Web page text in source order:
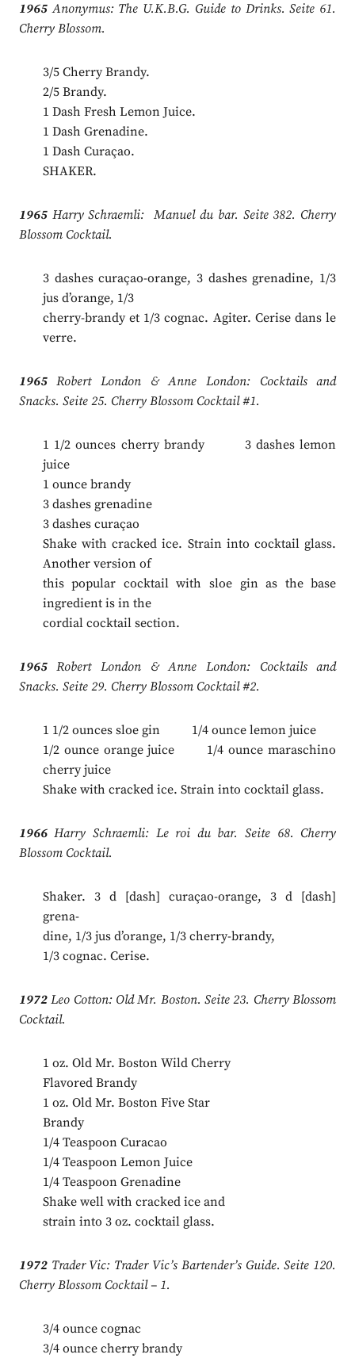
1965Anonymus: The U.K.B.G. Guide to Drinks. Seite 61.
Cherry Blossom.
3/5 Cherry Brandy.
2/5 Brandy.
1 Dash Fresh Lemon Juice.
1 Dash Grenadine.
1 Dash Curaçao.
SHAKER.
1965Harry Schraemli: Manuel du bar. Seite 382. Cherry
Blossom Cocktail.
3 dashes curaçao-orange, 3 dashes grenadine, 1/3
jus d’orange, 1/3
cherry-brandy et 1/3 cognac. Agiter. Cerise dans le
verre.
1965Robert London & Anne London: Cocktails and
Snacks. Seite 25. Cherry Blossom Cocktail #1.
1 1/2 ounces cherry brandy 3 dashes lemon
juice
1 ounce brandy
3 dashes grenadine
3 dashes curaçao
Shake with cracked ice. Strain into cocktail glass.
Another version of
this popular cocktail with sloe gin as the base
ingredient is in the
cordial cocktail section.
1965Robert London & Anne London: Cocktails and
Snacks. Seite 29. Cherry Blossom Cocktail #2.
1 1/2 ounces sloe gin 1/4 ounce lemon juice
1/2 ounce orange juice 1/4 ounce maraschino
cherry juice
Shake with cracked ice. Strain into cocktail glass.
1966Harry Schraemli: Le roi du bar. Seite 68. Cherry
Blossom Cocktail.
Shaker. 3 d [dash] curaçao-orange, 3 d [dash]
grena-
dine, 1/3 jus d’orange, 1/3 cherry-brandy,
1/3 cognac. Cerise.
1972Leo Cotton: Old Mr. Boston. Seite 23. Cherry Blossom
Cocktail.
1 oz. Old Mr. Boston Wild Cherry
Flavored Brandy
1 oz. Old Mr. Boston Five Star
Brandy
1/4 Teaspoon Curacao
1/4 Teaspoon Lemon Juice
1/4 Teaspoon Grenadine
Shake well with cracked ice and
strain into 3 oz. cocktail glass.
1972Trader Vic: Trader Vic’s Bartender’s Guide. Seite 120.
Cherry Blossom Cocktail – 1.
3/4 ounce cognac
3/4 ounce cherry brandy